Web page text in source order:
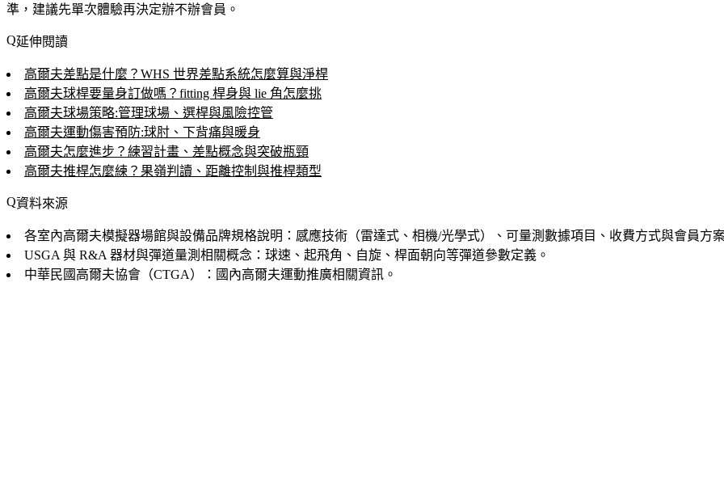
準，建議先單次體驗再決定辦不辦會員。
延伸閱讀
高爾夫差點是什麼？WHS 世界差點系統怎麼算與淨桿
高爾夫球桿要量身訂做嗎？fitting 桿身與 lie 角怎麼挑
高爾夫球場策略:管理球場、選桿與風險控管
高爾夫運動傷害預防:球肘、下背痛與暖身
高爾夫怎麼進步？練習計畫、差點概念與突破瓶頸
高爾夫推桿怎麼練？果嶺判讀、距離控制與推桿類型
資料來源
各室內高爾夫模擬器場館與設備品牌規格說明：感應技術（雷達式、相機/光學式）、可量測數據項目、收費方式與會員方
USGA 與 R&A 器材與彈道量測相關概念：球速、起飛角、自旋、桿面朝向等彈道參數定義。
中華民國高爾夫協會（CTGA）：國內高爾夫運動推廣相關資訊。